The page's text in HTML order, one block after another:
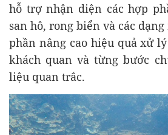
hỗ trợ nhận diện các hợp
san hô, rong biển và các
phần nâng cao hiệu quả xử
khách quan và từng bước
liệu quan trắc.